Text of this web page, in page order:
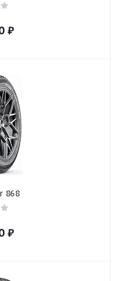
₽
868
₽